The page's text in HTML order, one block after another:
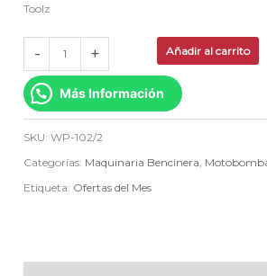
Toolz
- + Añadir al carrito
Más Información
SKU:WP-102/2
Categorías: Maquinaria Bencinera
Etiqueta: Ofertas del Mes